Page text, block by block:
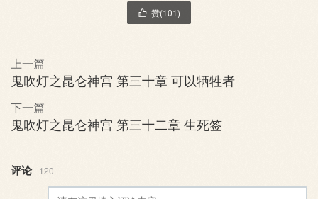
 赞(101)
上一篇
鬼吹灯之昆仑神宫 第三十章 可以牺牲者
下一篇
鬼吹灯之昆仑神宫 第三十二章 生死签
评论 120